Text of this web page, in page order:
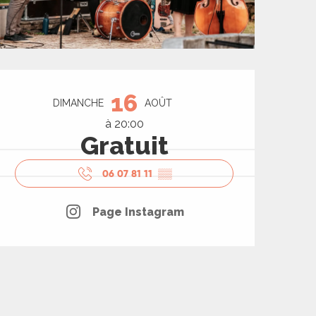
et
DIMANCHE 16 AOÛT
à 20:00
Gratuit
06 07 81 11 ▒▒
Page Instagram